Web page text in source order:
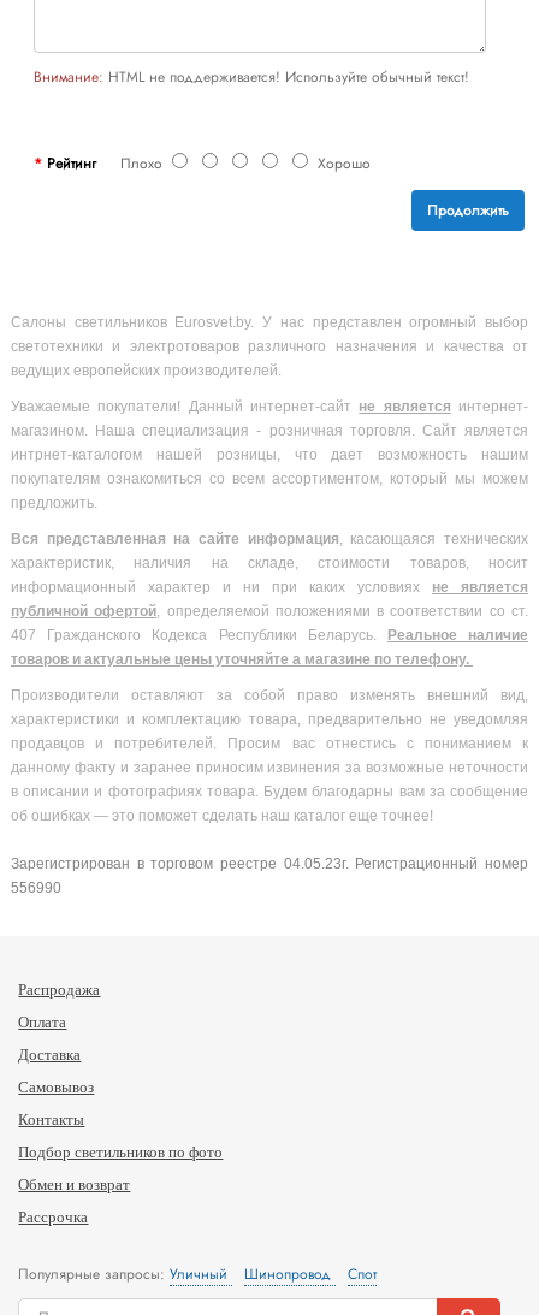
Внимание: HTML не поддерживается! Используйте обычный текст!
РейтингПлохо Хорошо
Продолжить
Салоны светильников Eurosvet.by. У нас представлен огромный выбор
светотехники и электротоваров различного назначения и качества от
ведущих европейских производителей.
Уважаемые покупатели! Данный интернет-сайт не является интернет-
магазином. Наша специализация - розничная торговля. Сайт является
интрнет-каталогом нашей розницы, что дает возможность нашим
покупателям ознакомиться со всем ассортиментом, который мы можем
предложить.
Вся представленная на сайте информация, касающаяся технических
характеристик, наличия на складе, стоимости товаров, носит
информационный характер и ни при каких условиях не является
публичной офертой, определяемой положениями в соответствии со ст.
407 Гражданского Кодекса Республики Беларусь.
Реальное наличие
товаров и актуальные цены уточняйте а магазине по телефону.
Производители оставляют за собой право изменять внешний вид,
характеристики и комплектацию товара, предварительно не уведомляя
продавцов и потребителей. Просим вас отнестись с пониманием к
данному факту и заранее приносим извинения за возможные неточности
в описании и фотографиях товара. Будем благодарны вам за сообщение
об ошибках — это поможет сделать наш каталог еще точнее!
Зарегистрирован в торговом реестре 04.05.23г. Регистрационный номер
556990
Распродажа
Оплата
Доставка
Самовывоз
Контакты
Подбор светильников по фото
Обмен и возврат
Рассрочка
Популярные запросы:Уличный Шинопровод Спот